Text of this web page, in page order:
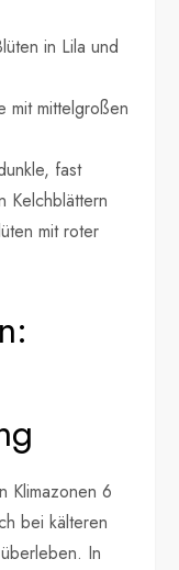
in Lila und
mit mittelgroßen
fast
Kelchblättern
mit roter
Klimazonen 6
bei kälteren
In